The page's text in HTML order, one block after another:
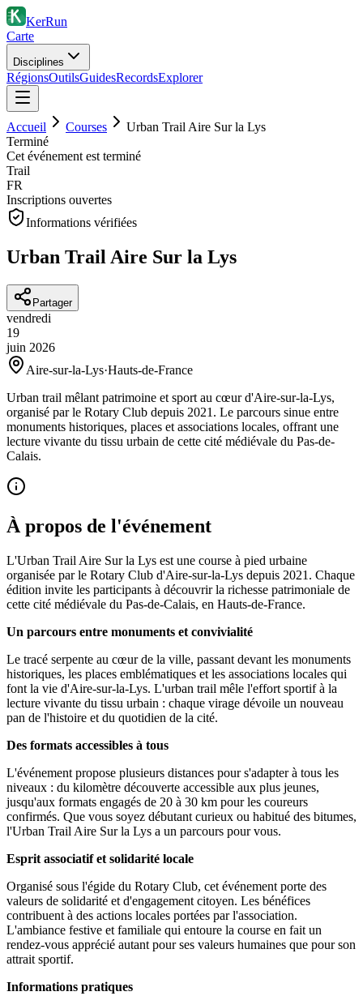
KerRun
Carte
Disciplines
RégionsOutilsGuidesRecordsExplorer
Accueil Courses
Urban Trail Aire Sur la Lys
Terminé
Cet événement est terminé
Trail
FR
Inscriptions ouvertes
Informations vérifiées
Urban Trail Aire Sur la Lys
Partager
vendredi
19
juin 2026
Aire-sur-la-Lys·Hauts-de-France
Urban trail mêlant patrimoine et sport au cœur d'Aire-sur-la-Lys,
organisé par le Rotary Club depuis 2021. Le parcours sinue entre
monuments historiques, places et associations locales, offrant une
lecture vivante du tissu urbain de cette cité médiévale du Pas-de-
Calais.
À propos de l'événement
L'Urban Trail Aire Sur la Lys est une course à pied urbaine
organisée par le Rotary Club d'Aire-sur-la-Lys depuis 2021. Chaque
édition invite les participants à découvrir la richesse patrimoniale de
cette cité médiévale du Pas-de-Calais, en Hauts-de-France.
Un parcours entre monuments et convivialité
Le tracé serpente au cœur de la ville, passant devant les monuments
historiques, les places emblématiques et les associations locales qui
font la vie d'Aire-sur-la-Lys. L'urban trail mêle l'effort sportif à la
lecture vivante du tissu urbain : chaque virage dévoile un nouveau
pan de l'histoire et du quotidien de la cité.
Des formats accessibles à tous
L'événement propose plusieurs distances pour s'adapter à tous les
niveaux : du kilomètre découverte accessible aux plus jeunes,
jusqu'aux formats engagés de 20 à 30 km pour les coureurs
confirmés. Que vous soyez débutant curieux ou habitué des bitumes,
l'Urban Trail Aire Sur la Lys a un parcours pour vous.
Esprit associatif et solidarité locale
Organisé sous l'égide du Rotary Club, cet événement porte des
valeurs de solidarité et d'engagement citoyen. Les bénéfices
contribuent à des actions locales portées par l'association.
L'ambiance festive et familiale qui entoure la course en fait un
rendez-vous apprécié autant pour ses valeurs humaines que pour son
attrait sportif.
Informations pratiques